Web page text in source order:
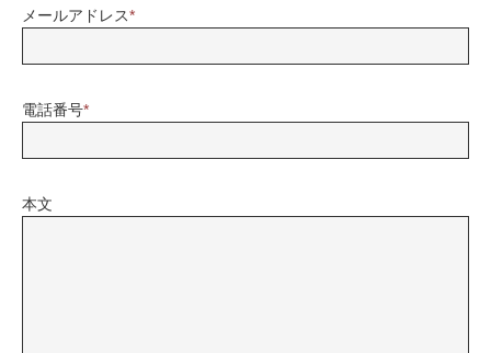
メールアドレス*
電話番号*
本文